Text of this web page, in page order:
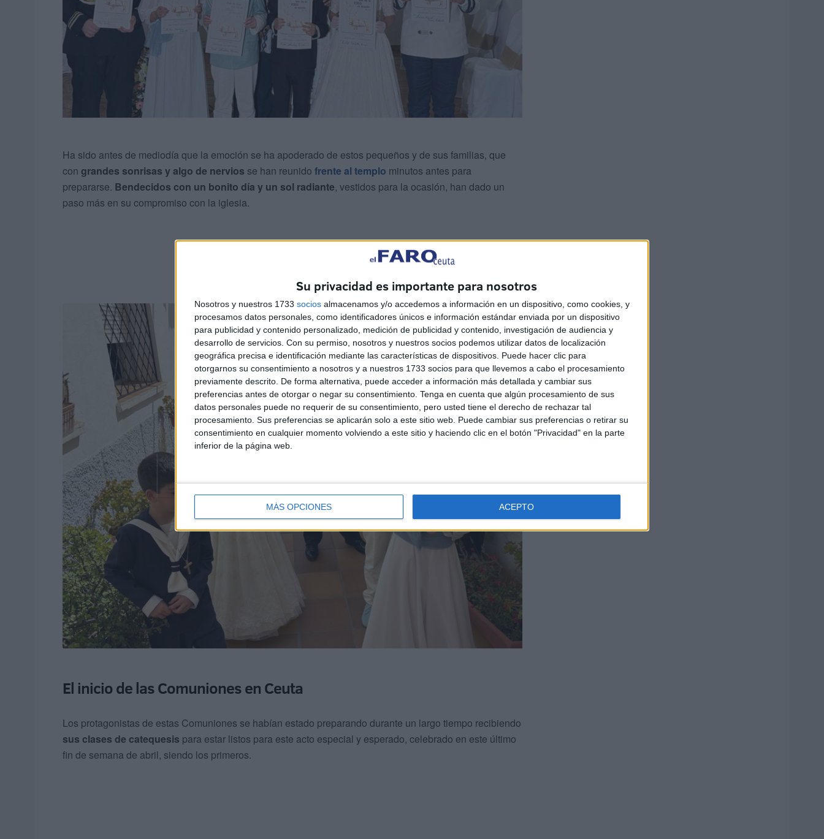
Su privacidad es importante para nosotros
Nosotros y nuestros 1733 socios almacenamos y/o accedemos a información en un dispositivo, como cookies, y
procesamos datos personales, como identificadores únicos e información estándar enviada por un dispositivo
para publicidad y contenido personalizado, medición de publicidad y contenido, investigación de audiencia y
desarrollo de servicios. Con su permiso, nosotros y nuestros socios podemos utilizar datos de localización
geográfica precisa e identificación mediante las características de dispositivos. Puede hacer clic para
otorgarnos su consentimiento a nosotros y a nuestros 1733 socios para que llevemos a cabo el procesamiento
previamente descrito. De forma alternativa, puede acceder a información más detallada y cambiar sus
preferencias antes de otorgar o negar su consentimiento. Tenga en cuenta que algún procesamiento de sus
datos personales puede no requerir de su consentimiento, pero usted tiene el derecho de rechazar tal
procesamiento. Sus preferencias se aplicarán solo a este sitio web. Puede cambiar sus preferencias o retirar su
consentimiento en cualquier momento volviendo a este sitio y haciendo clic en el botón "Privacidad" en la parte
inferior de la página web.
MÁS OPCIONES ACEPTO
Ha sido antes de mediodía que la emoción se ha apoderado de estos pequeños y de sus familias, que
con grandes sonrisas y algo de nervios se han reunido frente al templo minutos antes para
prepararse. Bendecidos con un bonito día y un sol radiante, vestidos para la ocasión, han dado un
paso más en su compromiso con la iglesia.
El inicio de las Comuniones en Ceuta
Los protagonistas de estas Comuniones se habían estado preparando durante un largo tiempo recibiendo
sus clases de catequesis para estar listos para este acto especial y esperado, celebrado en este último
fin de semana de abril, siendo los primeros.